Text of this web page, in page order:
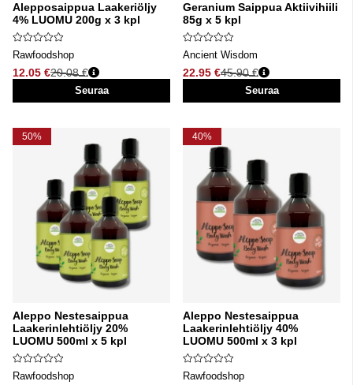
Alepposaippua Laakeriöljy
4% LUOMU 200g x 3 kpl
Rawfoodshop
12.05 €
Normaali hinta
20.08 €
Seuraa
Geranium Saippua Aktiivihiili
85g x 5 kpl
Ancient Wisdom
22.95 €
Normaali hinta
45.90 €
Seuraa
50%
Aleppo Nestesaippua
Laakerinlehtiöljy 20%
LUOMU 500ml x 5 kpl
Rawfoodshop
40%
Aleppo Nestesaippua
Laakerinlehtiöljy 40%
LUOMU 500ml x 3 kpl
Rawfoodshop